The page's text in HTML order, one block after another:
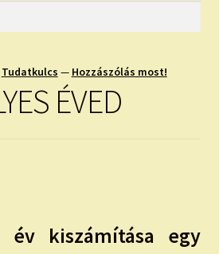
Tudatkulcs — Hozzászólás most!
ÉVED
év kiszámítása egy